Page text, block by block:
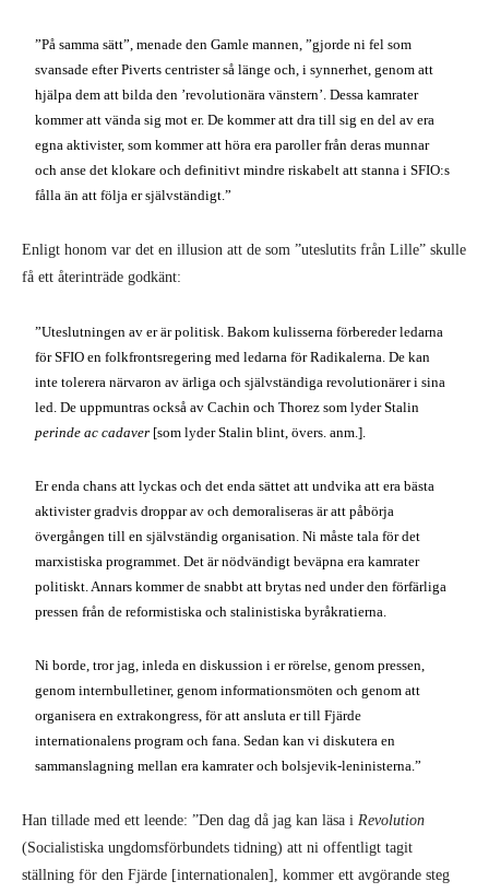
”På samma sätt”, menade den Gamle mannen, ”gjorde ni fel som
svansade efter Piverts centrister så länge och, i synnerhet, genom att
hjälpa dem att bilda den ’revolutionära vänstern’. Dessa kamrater
kommer att vända sig mot er. De kommer att dra till sig en del av era
egna aktivister, som kommer att höra era paroller från deras munnar
och anse det klokare och definitivt mindre riskabelt att stanna i SFIO:s
fålla än att följa er självständigt.”
Enligt honom var det en illusion att de som ”uteslutits från Lille” skulle
få ett återinträde godkänt:
”Uteslutningen av er är politisk. Bakom kulisserna förbereder ledarna
för SFIO en folkfrontsregering med ledarna för Radikalerna. De kan
inte tolerera närvaron av ärliga och självständiga revolutionärer i sina
led. De uppmuntras också av Cachin och Thorez som lyder Stalin
perinde ac cadaver [som lyder Stalin blint, övers. anm.].
Er enda chans att lyckas och det enda sättet att undvika att era bästa
aktivister gradvis droppar av och demoraliseras är att påbörja
övergången till en självständig organisation. Ni måste tala för det
marxistiska programmet. Det är nödvändigt beväpna era kamrater
politiskt. Annars kommer de snabbt att brytas ned under den förfärliga
pressen från de reformistiska och stalinistiska byråkratierna.
Ni borde, tror jag, inleda en diskussion i er rörelse, genom pressen,
genom internbulletiner, genom informationsmöten och genom att
organisera en extrakongress, för att ansluta er till Fjärde
internationalens program och fana. Sedan kan vi diskutera en
sammanslagning mellan era kamrater och bolsjevik-leninisterna.”
Han tillade med ett leende: ”Den dag då jag kan läsa i Revolution
(Socialistiska ungdomsförbundets tidning) att ni offentligt tagit
ställning för den Fjärde [internationalen], kommer ett avgörande steg